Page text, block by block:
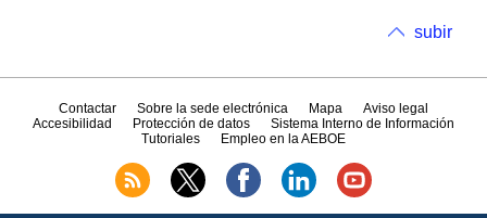
subir
Contactar Sobre la sede electrónica Mapa
Aviso legal
Accesibilidad
Protección de datos
Sistema Interno de Información
Tutoriales
Empleo en la AEBOE